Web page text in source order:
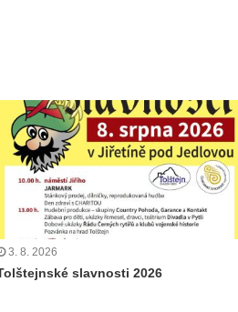
3. 8. 2026
slavnosti 2026